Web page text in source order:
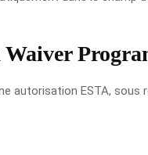
ESTA, sous